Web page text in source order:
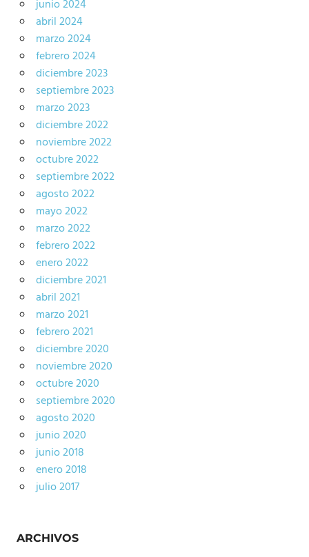
junio 2024
abril 2024
marzo 2024
febrero 2024
diciembre 2023
septiembre 2023
marzo 2023
diciembre 2022
noviembre 2022
octubre 2022
septiembre 2022
agosto 2022
mayo 2022
marzo 2022
febrero 2022
enero 2022
diciembre 2021
abril 2021
marzo 2021
febrero 2021
diciembre 2020
noviembre 2020
octubre 2020
septiembre 2020
agosto 2020
junio 2020
junio 2018
enero 2018
julio 2017
ARCHIVOS